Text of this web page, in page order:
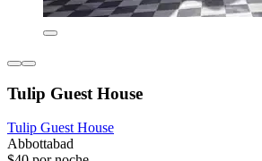
Tulip Guest House
Tulip Guest House
Abbottabad